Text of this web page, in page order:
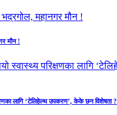
मौन !
लागि ‘टेलिहेल्थ उपकरण’, केके छन विशेषता ?